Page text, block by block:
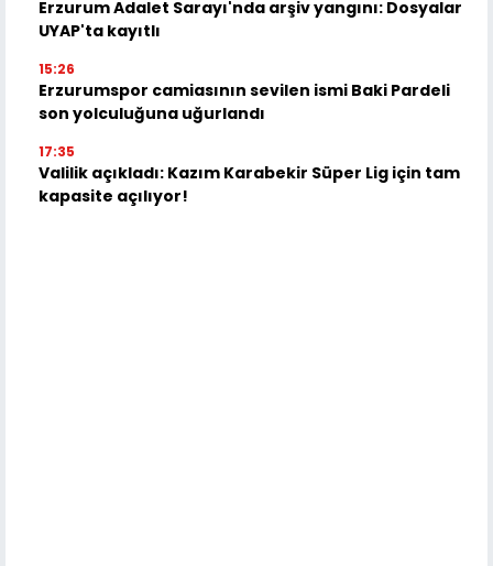
Erzurum Adalet Sarayı'nda arşiv yangını: Dosyalar
UYAP'ta kayıtlı
15:26
Erzurumspor camiasının sevilen ismi Baki Pardeli
son yolculuğuna uğurlandı
17:35
Valilik açıkladı: Kazım Karabekir Süper Lig için tam
kapasite açılıyor!